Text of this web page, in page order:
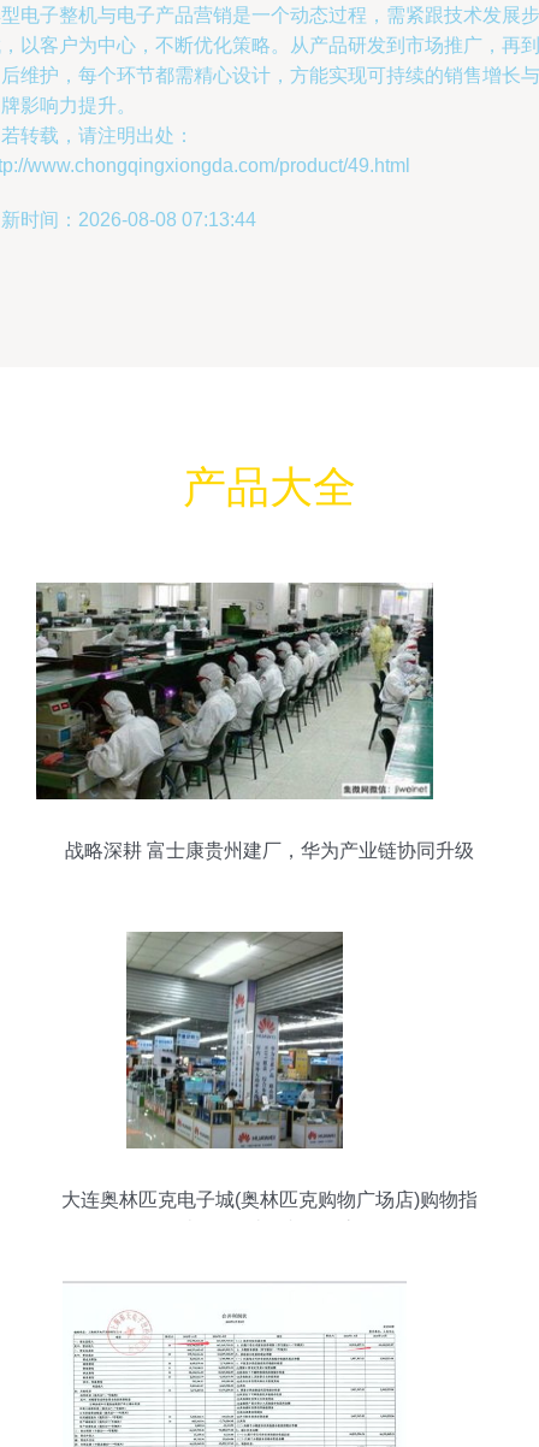
电子整机与电子产品营销是一个动态过程，需紧跟技术发展步
以客户为中心，不断优化策略。从产品研发到市场推广，再到
维护，每个环节都需精心设计，方能实现可持续的销售增长与
影响力提升。
转载，请注明出处：
www.chongqingxiongda.com/product/49.html
时间：2026-08-08 07:13:44
产品大全
战略深耕 富士康贵州建厂，华为产业链协同升级
大连奥林匹克电子城(奥林匹克购物广场店)购物指